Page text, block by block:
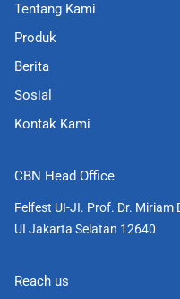
n
-
n
a
Tentang Kami
Produk
Berita
Sosial
Kontak Kami
CBN Head Office
Felfest UI-JI. Prof. Dr. Miriam
UI Jakarta Selatan 12640
Reach us